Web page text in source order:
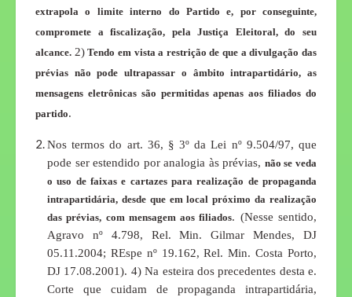
extrapola o limite interno do Partido e, por conseguinte,
compromete a fiscalização, pela Justiça Eleitoral, do seu
alcance. 2)Tendo em vista a restrição de que a divulgação das
prévias não pode ultrapassar o âmbito intrapartidário, as
mensagens eletrônicas são permitidas apenas aos filiados do
partido.
Nos termos do art. 36, § 3º da Lei nº 9.504/97, que
pode ser estendido por analogia às prévias, não se veda
o uso de faixas e cartazes para realização de propaganda
intrapartidária, desde que em local próximo da realização
das prévias, com mensagem aos filiados. (Nesse sentido,
Agravo nº 4.798, Rel. Min. Gilmar Mendes, DJ
05.11.2004; REspe nº 19.162, Rel. Min. Costa Porto,
DJ 17.08.2001). 4) Na esteira dos precedentes desta e.
Corte que cuidam de propaganda intrapartidária,